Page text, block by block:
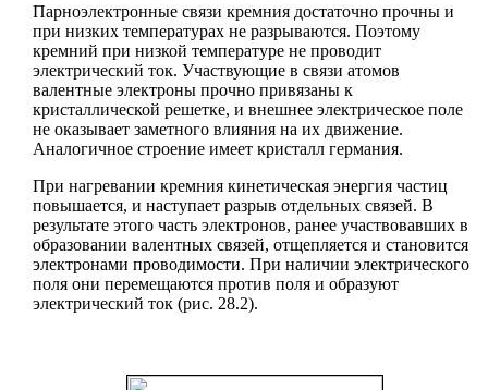
Парноэлектронные связи кремния достаточно прочны и
при низких температурах не разрываются. Поэтому
кремний при низкой температуре не проводит
электрический ток. Участвующие в связи атомов
валентные электроны прочно привязаны к
кристаллической решетке, и внешнее электрическое поле
не оказывает заметного влияния на их движение.
Аналогичное строение имеет кристалл германия.
При нагревании кремния кинетическая энергия частиц
повышается, и наступает разрыв отдельных связей. В
результате этого часть электронов, ранее участвовавших в
образовании валентных связей, отщепляется и становится
электронами проводимости. При наличии электрического
поля они перемещаются против поля и образуют
электрический ток (рис. 28.2).